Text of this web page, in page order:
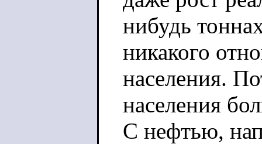
нибудь
никакого
населения.
населения
С нефтью,